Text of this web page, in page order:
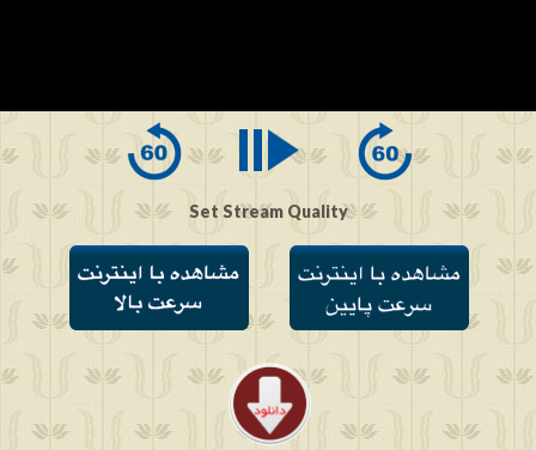
of
Set Stream Quality